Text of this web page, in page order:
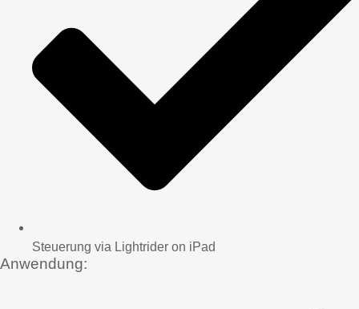
Steuerung via Lightrider on iPad
Anwendung: